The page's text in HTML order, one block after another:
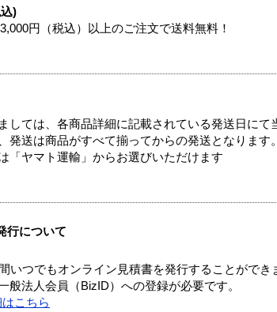
)
円（税込）以上のご注文で送料無料！
しては、各商品詳細に記載されている発送日にて
発送は商品がすべて揃ってからの発送となります。
「ヤマト運輸」からお選びいただけます
行について
いつでもオンライン見積書を発行することができ
法人会員（BizID）への登録が必要です。
こちら